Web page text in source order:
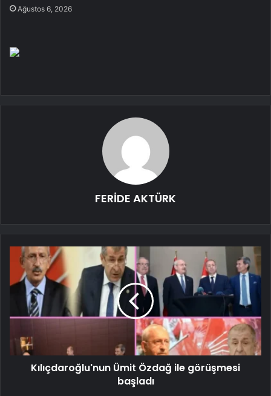
Ağustos 6, 2026
FERİDE AKTÜRK
Kılıçdaroğlu'nun Ümit Özdağ ile görüşmesi
başladı